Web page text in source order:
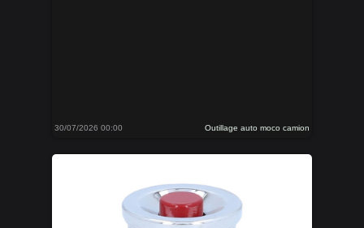
30/07/2026 00:00 Outillage auto moco camion